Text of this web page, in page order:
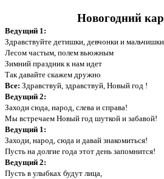
Новогодний
Ведущий 1:
Здравствуйте детишки, девчонки и
Лесом частым, полем вьюжным
Зимний праздник к нам идет
Так давайте скажем дружно
Все: Здравствуй, здравствуй, Новый год !
Ведущий 2:
Заходи сюда, народ, слева и справа!
Мы встречаем Новый год шуткой и забавой!
Ведущий 1:
Заходи, народ, сюда и давай знакомиться!
Пусть на долгие года этот день запомнится!
Ведущий 2:
Пусть в улыбках будут лица,